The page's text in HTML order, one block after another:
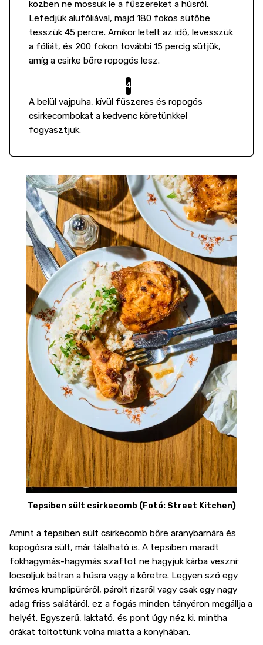
közben ne mossuk le a fűszereket a húsról.
Lefedjük alufóliával, majd 180 fokos sütőbe
tesszük 45 percre. Amikor letelt az idő, levesszük
a fóliát, és 200 fokon további 15 percig sütjük,
amíg a csirke bőre ropogós lesz.
A belül vajpuha, kívül fűszeres és ropogós
csirkecombokat a kedvenc köretünkkel
fogyasztjuk.
Tepsiben sült csirkecomb (Fotó: Street Kitchen)
Amint a tepsiben sült csirkecomb bőre aranybarnára és
kopogósra sült, már tálalható is. A tepsiben maradt
fokhagymás-hagymás szaftot ne hagyjuk kárba veszni:
locsoljuk bátran a húsra vagy a köretre. Legyen szó egy
krémes krumplipüréről, párolt rizsről vagy csak egy nagy
adag friss salátáról, ez a fogás minden tányéron megállja a
helyét. Egyszerű, laktató, és pont úgy néz ki, mintha
órákat töltöttünk volna miatta a konyhában.